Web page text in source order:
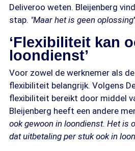
Deliveroo weten. Bleijenberg
stap. "Maar het is geen oplossing
‘Flexibiliteit kan
loondienst’
Voor zowel de werknemer als
flexibiliteit belangrijk. Volgens
flexibiliteit bereikt door middel
Bleijenberg heeft een andere
ook gewoon in loondienst. Het is
dat uitbetaling per stuk ook in